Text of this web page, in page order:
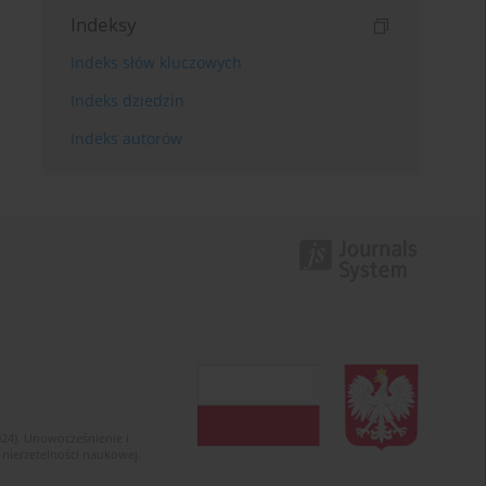
Indeksy
Indeks słów kluczowych
Indeks dziedzin
Indeks autorów